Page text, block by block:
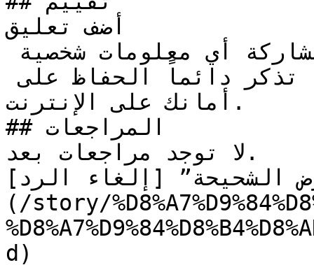
أضف تعليق
كالعناوين أو أرقام الهواتف. تذكر دائماً الحفاظ على
أمانك على الإنترنت.
## المراجعات
لا توجد مراجعات بعد.
الشحيحة” [إلغاء الرد]
(/story/
d)